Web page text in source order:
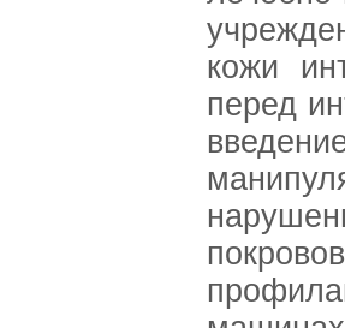
кожи
перед